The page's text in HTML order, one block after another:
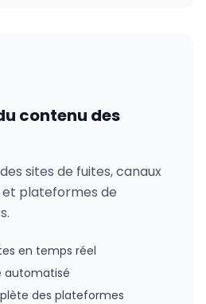
contenu des
sites de fuites, canaux
plateformes de
en temps réel
automatisé
des plateformes